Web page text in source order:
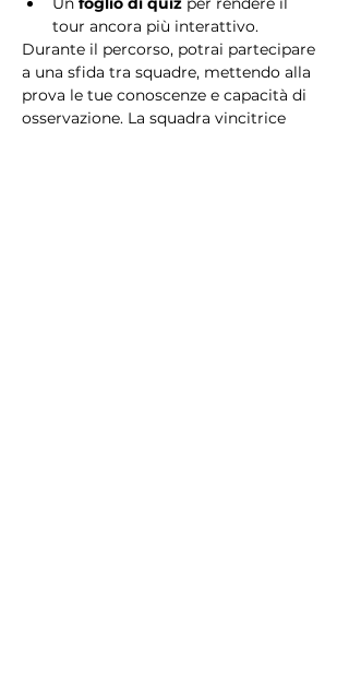
tour ancora più interattivo.
Durante il percorso, potrai partecipare
a una sfida tra squadre, mettendo alla
prova le tue conoscenze e capacità di
osservazione. La squadra vincitrice